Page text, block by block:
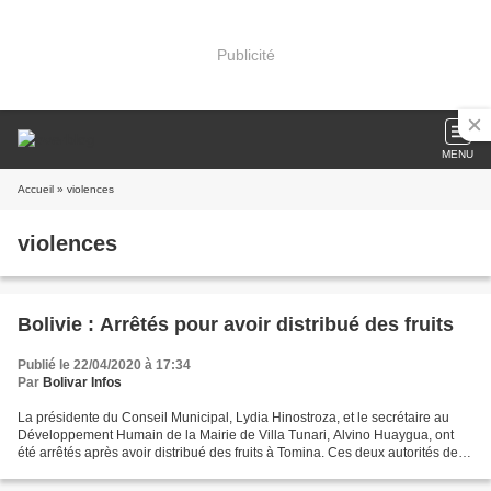
Publicité
MENU
Accueil » violences
violences
Bolivie : Arrêtés pour avoir distribué des fruits
Publié le 22/04/2020 à 17:34
Par Bolivar Infos
La présidente du Conseil Municipal, Lydia Hinostroza, et le secrétaire au
Développement Humain de la Mairie de Villa Tunari, Alvino Huaygua, ont
été arrêtés après avoir distribué des fruits à Tomina. Ces deux autorités de